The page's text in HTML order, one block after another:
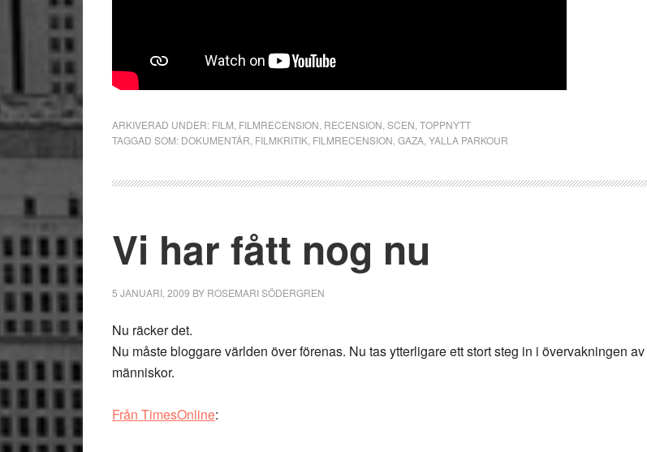
ARKIVERAD UNDER: FILM FILMRECENSION RECENSION SCEN TOPPNYTT
TAGGAD SOM: DOKUMENTÄR FILMKRITIK FILMRECENSION GAZA YALLA PARKOUR
Vi har fått nog nu
5 JANUARI, 2009 BY ROSEMARI SÖDERGREN
Nu räcker det.
Nu måste bloggare världen över förenas. Nu tas ytterligare ett stort steg in i övervakningen av
människor.
Från TimesOnline: